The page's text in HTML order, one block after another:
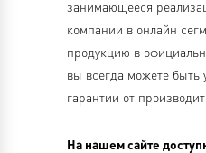
занимающееся
компании в онлайн
продукцию в
вы всегда можете быть
гарантии от
На нашем сайте